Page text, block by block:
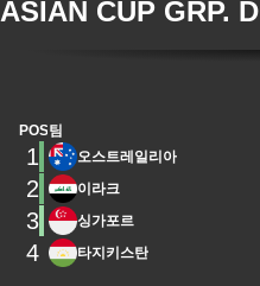
ASIAN CUP GRP. D
POS팀
1 오스트레일리아
2 이라크
3 싱가포르
4 타지키스탄